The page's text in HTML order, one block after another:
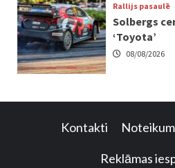
Rallijs pasaulē
Solbergs
‘Toyota’
08/08/2026
Kontakti
Reklāmas